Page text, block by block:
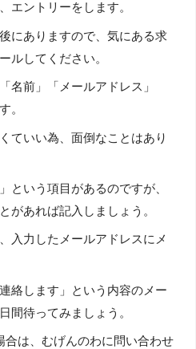
エントリーをします。
にありますので、気にある求
ルしてください。
名前」「メールアドレス」
。
ていい為、面倒なことはあり
という項目があるのですが、
があれば記入しましょう。
入力したメールアドレスにメ
絡します」という内容のメー
間待ってみましょう。
合は、むげんのわに問い合わせ